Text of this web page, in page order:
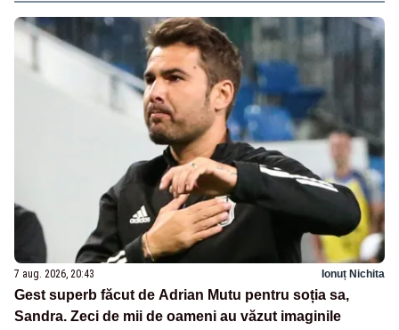
7 aug. 2026, 20:43 Ionuț Nichita
Gest superb făcut de Adrian Mutu pentru soția sa,
Sandra. Zeci de mii de oameni au văzut imaginile